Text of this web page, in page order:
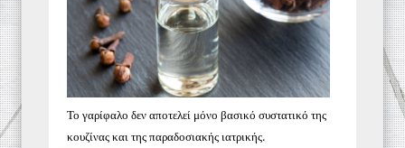
Το γαρίφαλο δεν αποτελεί μόνο βασικό συστατικό της
κουζίνας και της παραδοσιακής ιατρικής.